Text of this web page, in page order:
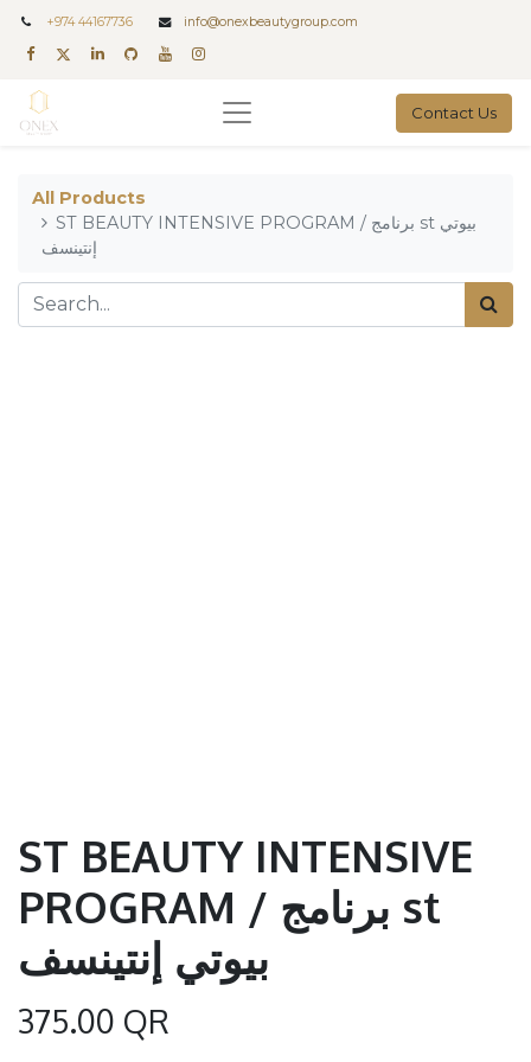
+974 44167736 info@onexbeautygroup.com
Contact Us
All Products
ST BEAUTY INTENSIVE PROGRAM / برنامج st بيوتي
إنتينسف
ST BEAUTY INTENSIVE
PROGRAM / برنامج st
بيوتي إنتينسف
375.00 QR